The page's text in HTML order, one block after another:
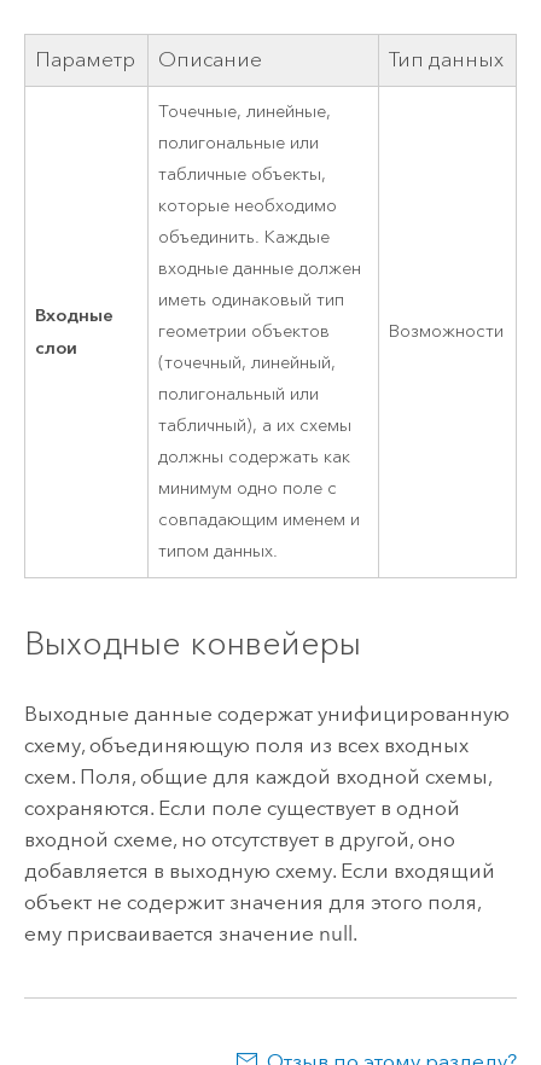
Параметр Описание Тип данных
Входные
слои
Точечные, линейные,
полигональные или
табличные объекты,
которые необходимо
объединить. Каждые
входные данные должен
иметь одинаковый тип
геометрии объектов
(точечный, линейный,
полигональный или
табличный), а их схемы
должны содержать как
минимум одно поле с
совпадающим именем и
типом данных.
Возможности
Выходные конвейеры
Выходные данные содержат унифицированную
схему, объединяющую поля из всех входных
схем. Поля, общие для каждой входной схемы,
сохраняются. Если поле существует в одной
входной схеме, но отсутствует в другой, оно
добавляется в выходную схему. Если входящий
объект не содержит значения для этого поля,
ему присваивается значение null.